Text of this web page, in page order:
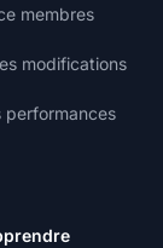
membres
modifications
performances